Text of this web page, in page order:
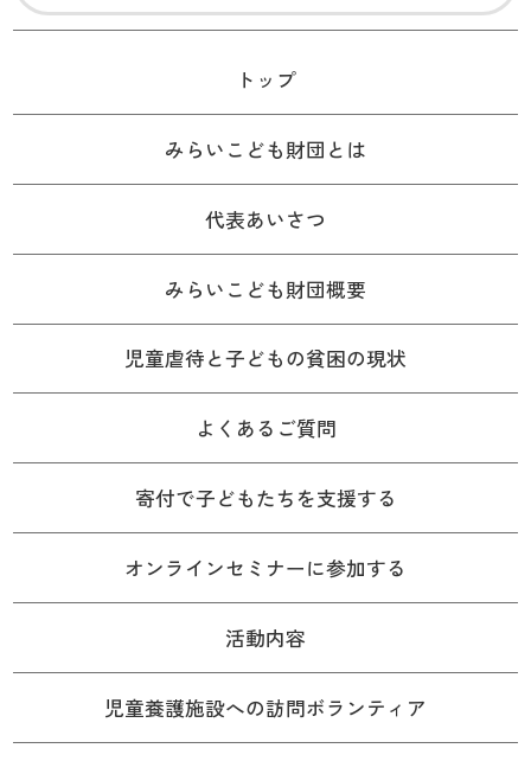
トップ
みらいこども財団とは
代表あいさつ
みらいこども財団概要
児童虐待と子どもの貧困の現状
よくあるご質問
寄付で子どもたちを支援する
オンラインセミナーに参加する
活動内容
児童養護施設への訪問ボランティア